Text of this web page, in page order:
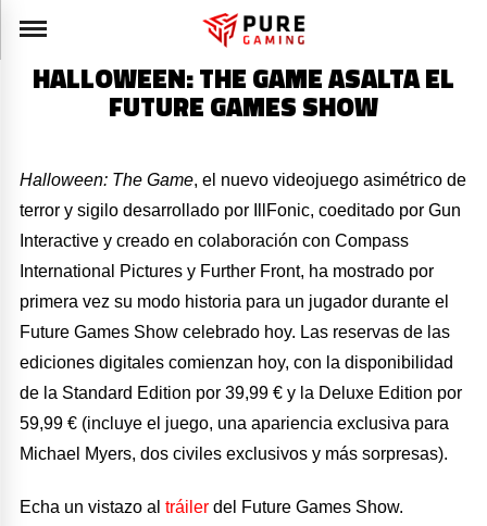
HALLOWEEN: THE GAME ASALTA EL
FUTURE GAMES SHOW
Halloween: The Game, el nuevo videojuego asimétrico de
terror y sigilo desarrollado por IllFonic, coeditado por Gun
Interactive y creado en colaboración con Compass
International Pictures y Further Front, ha mostrado por
primera vez su modo historia para un jugador durante el
Future Games Show celebrado hoy. Las reservas de las
ediciones digitales comienzan hoy, con la disponibilidad
de la Standard Edition por 39,99 € y la Deluxe Edition por
59,99 € (incluye el juego, una apariencia exclusiva para
Michael Myers, dos civiles exclusivos y más sorpresas).
Echa un vistazo altráiler del Future Games Show.